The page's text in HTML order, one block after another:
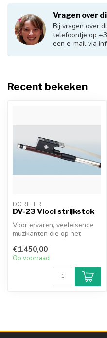
Vragen over
Bij vragen over
telefoontje op
een e-mail via
Recent bekeken
DÖRFLER
DV-23 Viool strijkstok
Voor ervaren, veeleisende
muzikanten die op het
Eerstekla...
€1.450,00
Op voorraad